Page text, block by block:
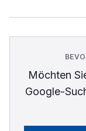
Möchten
Google-